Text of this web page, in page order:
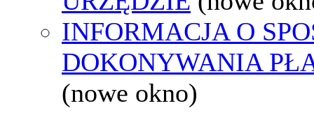
INFORMACJA O
DOKONYWANIA
(nowe okno)